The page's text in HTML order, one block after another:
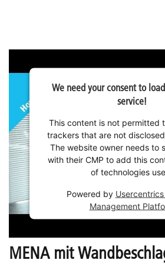
MENA mit
We need your consent to
service!
This content is not permitted
trackers that are not
The website owner needs to
with their CMP to add this
of technologies
Powered by
Management